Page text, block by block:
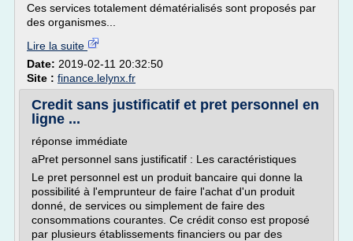
Ces services totalement dématérialisés sont proposés par
des organismes...
Lire la suite
Date: 2019-02-11 20:32:50
Site : finance.lelynx.fr
Credit sans justificatif et pret personnel en
ligne ...
réponse immédiate
aPret personnel sans justificatif : Les caractéristiques
Le pret personnel est un produit bancaire qui donne la
possibilité à l'emprunteur de faire l'achat d'un produit
donné, de services ou simplement de faire des
consommations courantes. Ce crédit conso est proposé
par plusieurs établissements financiers ou par des